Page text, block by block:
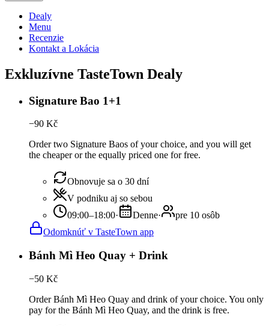
Dealy
Menu
Recenzie
Kontakt a Lokácia
Exkluzívne TasteTown Dealy
Signature Bao 1+1
−90 Kč
Order two Signature Baos of your choice, and you will get
the cheaper or the equally priced one for free.
Obnovuje sa o 30 dní
V podniku aj so sebou
09:00–18:00· Denne·
pre 10 osôb
Odomknúť v TasteTown app
Bánh Mì Heo Quay + Drink
−50 Kč
Order Bánh Mì Heo Quay and drink of your choice. You only
pay for the Bánh Mì Heo Quay, and the drink is free.